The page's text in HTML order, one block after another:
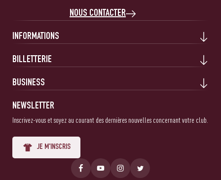
NOUS CONTACTER
INFORMATIONS
BILLETTERIE
BUSINESS
NEWSLETTER
Inscrivez-vous et soyez au courant des dernières nouvelles concernant votre club.
JE M'INSCRIS